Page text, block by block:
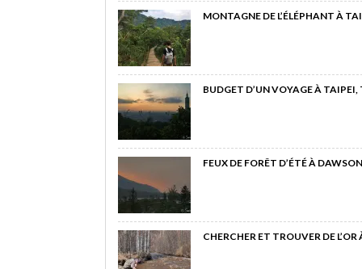
MONTAGNE DE L’ÉLÉPHANT À
BUDGET D’UN VOYAGE À
FEUX DE FORÊT D’ÉTÉ À
CHERCHER ET TROUVER DE